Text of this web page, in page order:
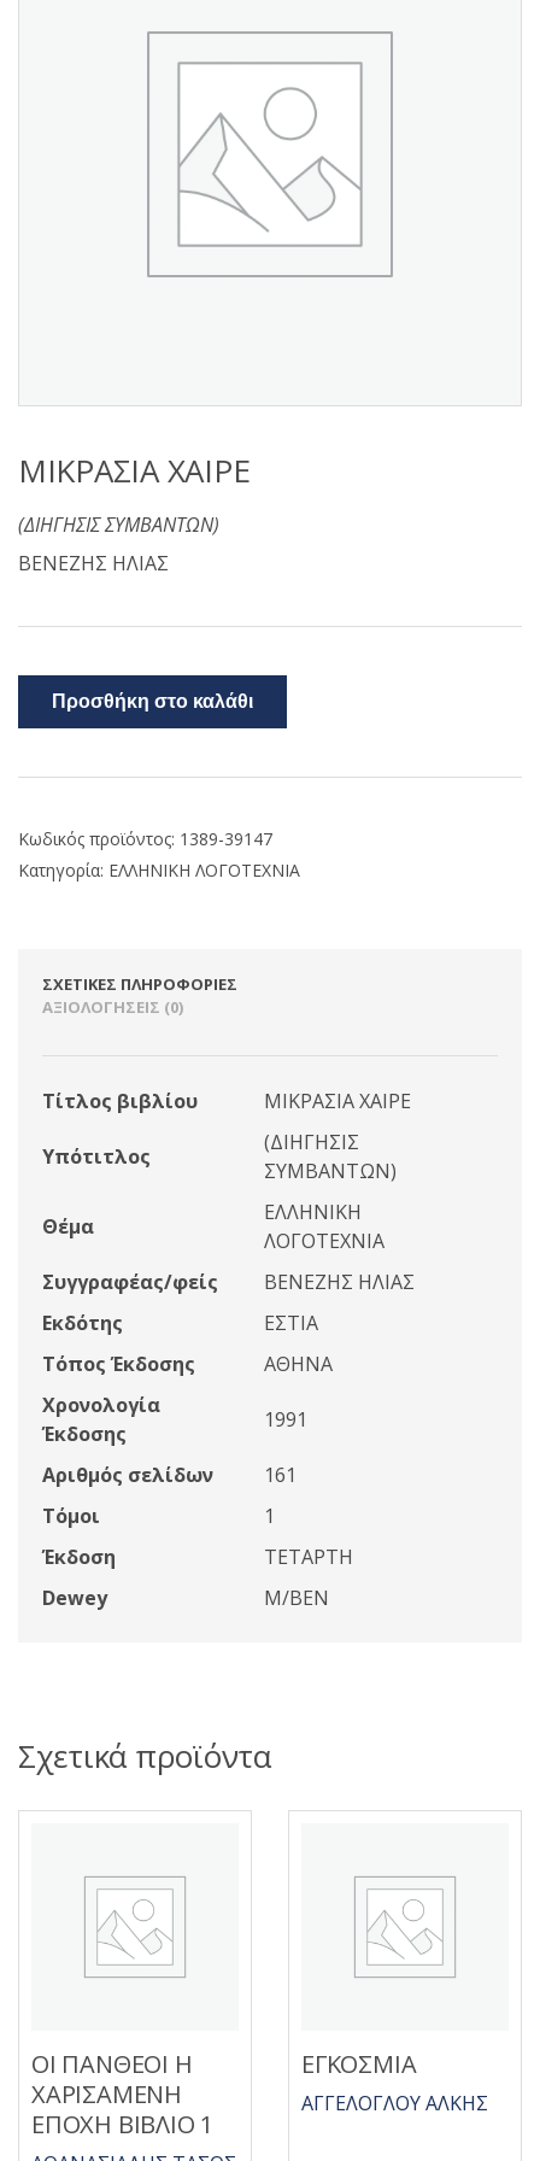
ΜΙΚΡΑΣΙΑ ΧΑΙΡΕ
(ΔΙΗΓΗΣΙΣ ΣΥΜΒΑΝΤΩΝ)
ΒΕΝΕΖΗΣ ΗΛΙΑΣ
Προσθήκη στο καλάθι
Κωδικός προϊόντος: 1389-39147
Κατηγορία: ΕΛΛΗΝΙΚΗ ΛΟΓΟΤΕΧΝΙΑ
ΣΧΕΤΙΚΈΣ ΠΛΗΡΟΦΟΡΊΕΣ
ΑΞΙΟΛΟΓΉΣΕΙΣ (0)
Τίτλος βιβλίου ΜΙΚΡΑΣΙΑ ΧΑΙΡΕ
Υπότιτλος
(ΔΙΗΓΗΣΙΣ
ΣΥΜΒΑΝΤΩΝ)
Θέμα
ΕΛΛΗΝΙΚΗ
ΛΟΓΟΤΕΧΝΙΑ
Συγγραφέας/φείς
ΒΕΝΕΖΗΣ ΗΛΙΑΣ
Εκδότης
ΕΣΤΙΑ
Τόπος Έκδοσης
ΑΘΗΝΑ
Χρονολογία
Έκδοσης
1991
Αριθμός σελίδων
161
Τόμοι
1
Έκδοση
ΤΕΤΑΡΤΗ
Dewey
Μ/ΒΕΝ
Σχετικά προϊόντα
ΟΙ ΠΑΝΘΕΟΙ Η
ΧΑΡΙΣΑΜΕΝΗ
ΕΠΟΧΗ ΒΙΒΛΙΟ 1
ΕΓΚΟΣΜΙΑ
ΑΓΓΕΛΟΓΛΟΥ ΑΛΚΗΣ